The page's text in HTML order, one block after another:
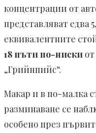
концентрации от
представляват едва
еквивалентните
18 пъти по-ниски
„Грийнпийс“.
Макар и в по-малка
разминаване се
особено през